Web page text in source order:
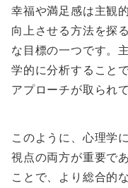
幸福や満足感は主観
向上させる方法を探
な目標の一つです。
学的に分析すること
アプローチが取られ
このように、心理学
視点の両方が重要で
ことで、より総合的